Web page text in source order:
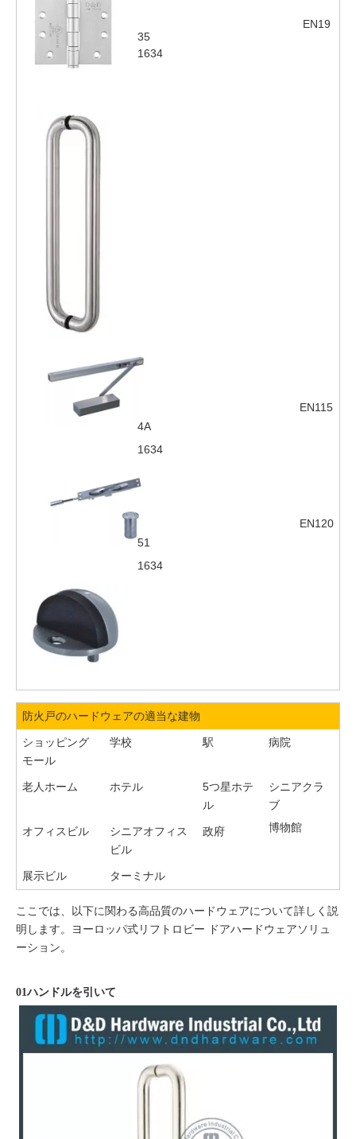
EN19
35
1634
EN115
4A
1634
EN120
51
1634
防火戸のハードウェアの適当な建物
ショッピング
モール
学校 駅 病院
老人ホーム ホテル
5つ星ホテ
ル
シニアクラ
ブ
オフィスビル
シニアオフィス
ビル
政府 博物館
展示ビル ターミナル
ここでは、以下に関わる高品質のハードウェアについて詳しく説
明します。
ヨーロッパ式リフトロビー ドアハードウェアソリュ
ーション。
01ハンドルを引いて